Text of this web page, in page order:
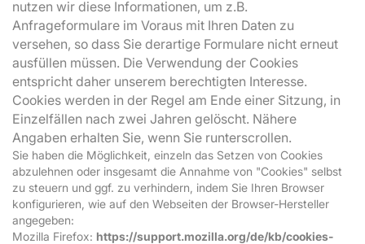
nutzen wir diese Informationen, um z.B.
Anfrageformulare im Voraus mit Ihren Daten zu
versehen, so dass Sie derartige Formulare nicht erneut
ausfüllen müssen. Die Verwendung der Cookies
entspricht daher unserem berechtigten Interesse.
Cookies werden in der Regel am Ende einer Sitzung, in
Einzelfällen nach zwei Jahren gelöscht. Nähere
Angaben erhalten Sie, wenn Sie runterscrollen.
Sie haben die Möglichkeit, einzeln das Setzen von Cookies
abzulehnen oder insgesamt die Annahme von "Cookies" selbst
zu steuern und ggf. zu verhindern, indem Sie Ihren Browser
konfigurieren, wie auf den Webseiten der Browser-Hersteller
angegeben:
Mozilla Firefox: https://support.mozilla.org/de/kb/cookies-